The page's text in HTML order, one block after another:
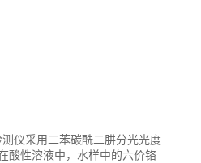
仪采用二苯碳酰二肼分光光度
酸性溶液中，水样中的六价铬